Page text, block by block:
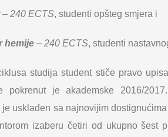
– 240 ECTS, studenti opšteg smjera i
hemije – 240 ECTS, studenti
studija student stiče pravo
pokrenut je akademske 2016/
usklađen sa najnovijim
izaberu četiri od ukupno šest